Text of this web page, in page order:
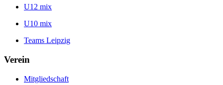
U12 mix
U10 mix
Teams Leipzig
Verein
Mitgliedschaft